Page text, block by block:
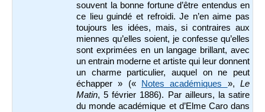
souvent la bonne fortune d’être entendus en
ce lieu guindé et refroidi. Je n’en aime pas
toujours les idées, mais, si contraires aux
miennes qu’elles soient, je confesse qu’elles
sont exprimées en un langage brillant, avec
un entrain moderne et artiste qui leur donnent
un charme particulier, auquel on ne peut
échapper » («
Notes académiques »,Le
Matin, 5 février 1886). Par ailleurs, la satire
du monde académique et d’Elme Caro dans